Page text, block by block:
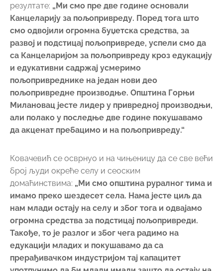
резултате: „Ми смо пре две године основали
Канцеларију за пољопривреду. Поред тога што
смо одвојили огромна буџетска средства, за
развој и подстицај пољопривреде, успели смо да
са Канцеларијом за пољопривреду кроз едукацију
и едукативни садржај усмеримо
пољопривреднике на један нови део
пољопривредне производње. Општина Горњи
Милановац јесте лидер у привредној производњи,
али полако у последње две године покушавамо
да акценат пребацимо и на пољопривреду.“
Ковачевић се осврнуо и на чињеницу да се све већи
број људи окреће селу и сеоским
домаћинствима: „Ми смо општина руралног тима и
имамо преко шездесет села. Нама јесте циљ да
нам млади остају на селу и због тога и одвајамо
огромна средства за подстицај пољопривреди.
Такође, то је разлог и због чега радимо на
едукацији младих и покушавамо да са
прерађивачком индустријом тај капацитет